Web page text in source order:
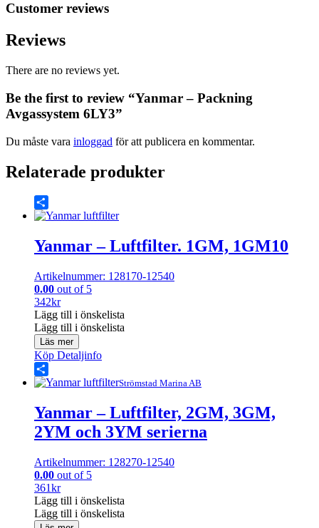
Customer reviews
Reviews
There are no reviews yet.
Be the first to review “Yanmar – Packning
Avgassystem 6LY3”
Du måste vara inloggad för att publicera en kommentar.
Relaterade produkter
Share
Yanmar – Luftfilter. 1GM, 1GM10
Artikelnummer: 128170-12540
0.00 out of 5
342kr
Lägg till i önskelista
Lägg till i önskelista
Läs mer
Köp Detaljinfo
Share Strömstad Marina AB
Yanmar – Luftfilter, 2GM, 3GM,
2YM och 3YM serierna
Artikelnummer: 128270-12540
0.00 out of 5
361kr
Lägg till i önskelista
Lägg till i önskelista